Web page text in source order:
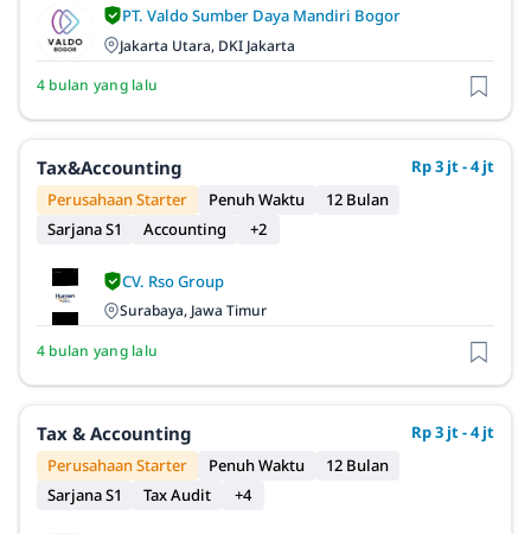
PT. Valdo Sumber Daya Mandiri Bogor
Jakarta Utara, DKI Jakarta
4 bulan yang lalu
Tax&Accounting
Rp 3 jt - 4 jt
Perusahaan Starter
Penuh Waktu
12 Bulan
Sarjana S1
Accounting +2
CV. Rso Group
Surabaya, Jawa Timur
4 bulan yang lalu
Tax & Accounting
Rp 3 jt - 4 jt
Perusahaan Starter
Penuh Waktu
12 Bulan
Sarjana S1
Tax Audit +4